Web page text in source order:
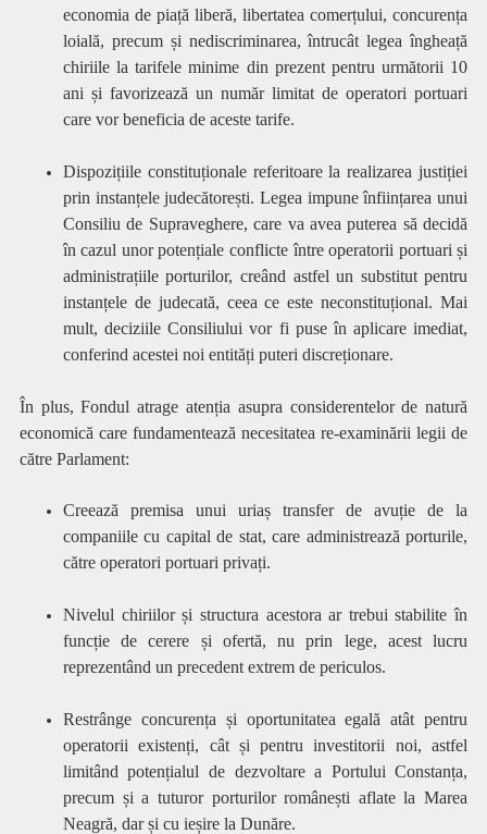
economia de piață liberă, libertatea comerțului, concurența
loială, precum și nediscriminarea, întrucât legea îngheață
chiriile la tarifele minime din prezent pentru următorii 10
ani și favorizează un număr limitat de operatori portuari
care vor beneficia de aceste tarife.
Dispozițiile constituționale referitoare la realizarea justiției
prin instanțele judecătorești. Legea impune înființarea unui
Consiliu de Supraveghere, care va avea puterea să decidă
în cazul unor potențiale conflicte între operatorii portuari și
administrațiile porturilor, creând astfel un substitut pentru
instanțele de judecată, ceea ce este neconstituțional. Mai
mult, deciziile Consiliului vor fi puse în aplicare imediat,
conferind acestei noi entități puteri discreționare.
În plus, Fondul atrage atenția asupra considerentelor de natură
economică care fundamentează necesitatea re-examinării legii de
către Parlament:
Creează premisa unui uriaș transfer de avuție de la
companiile cu capital de stat, care administrează porturile,
către operatori portuari privați.
Nivelul chiriilor și structura acestora ar trebui stabilite în
funcție de cerere și ofertă, nu prin lege, acest lucru
reprezentând un precedent extrem de periculos.
Restrânge concurența și oportunitatea egală atât pentru
operatorii existenți, cât și pentru investitorii noi, astfel
limitând potențialul de dezvoltare a Portului Constanța,
precum și a tuturor porturilor românești aflate la Marea
Neagră, dar și cu ieșire la Dunăre.